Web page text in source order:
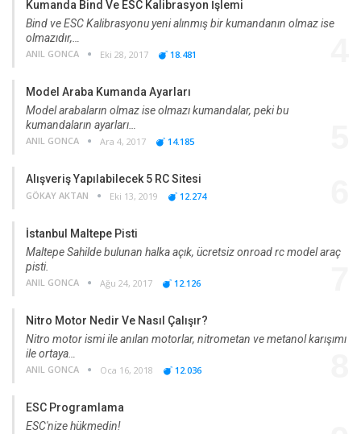
Kumanda Bind Ve ESC Kalibrasyon İşlemi
Bind ve ESC Kalibrasyonu yeni alınmış bir kumandanın olmaz ise
olmazıdır,…
ANIL GONCA Eki 28, 2017 18.481
Model Araba Kumanda Ayarları
Model arabaların olmaz ise olmazı kumandalar, peki bu
kumandaların ayarları…
ANIL GONCA Ara 4, 2017 14.185
Alışveriş Yapılabilecek 5 RC Sitesi
GÖKAY AKTAN Eki 13, 2019 12.274
İstanbul Maltepe Pisti
Maltepe Sahilde bulunan halka açık, ücretsiz onroad rc model araç
pisti.
ANIL GONCA Ağu 24, 2017 12.126
Nitro Motor Nedir Ve Nasıl Çalışır?
Nitro motor ismi ile anılan motorlar, nitrometan ve metanol karışımı
ile ortaya…
ANIL GONCA Oca 16, 2018 12.036
ESC Programlama
ESC'nize hükmedin!